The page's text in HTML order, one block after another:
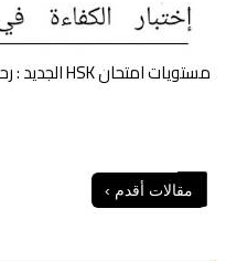
مستويات امتحان HSK الجديد : رحلتك في عالم تعلم اللغة الصينية